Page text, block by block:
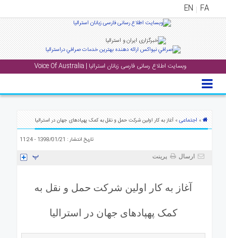
FA
EN
وبسایت اطلاع رسانی فارسی زبانان استرالیا | Voice Of Australia
منوی
اصلی
» اجتماعی» آغاز به کار اولین شرکت حمل و نقل به کمک پهپادهای جهان در استرالیا
تاریخ انتشار : 1398/01/21 - 11:24
ارسال پرینت
آغاز به کار اولین شرکت حمل و نقل به
کمک پهپادهای جهان در استرالیا